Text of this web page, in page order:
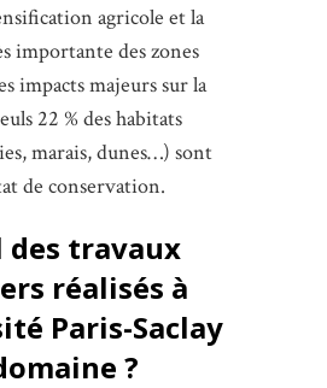
agricole et la
importante des zones
impacts majeurs sur la
22 % des habitats
marais, dunes…) sont
de conservation.
des travaux
réalisés à
Paris-Saclay
?